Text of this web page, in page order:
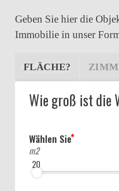
Geben Sie hier die
Immobilie in unser
FLÄCHE?
Wie groß ist die
Wählen Sie
m2
20